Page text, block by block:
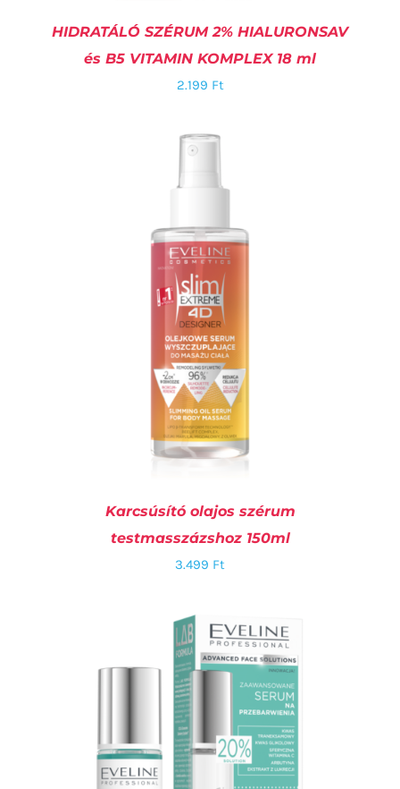
KOSÁRBA TESZEM
HIDRATÁLÓ SZÉRUM 2% HIALURONSAV
és B5 VITAMIN KOMPLEX 18 ml
2.199 Ft
KOSÁRBA TESZEM / RÉSZLETEK
Karcsúsító olajos szérum
testmasszázshoz 150ml
3.499 Ft